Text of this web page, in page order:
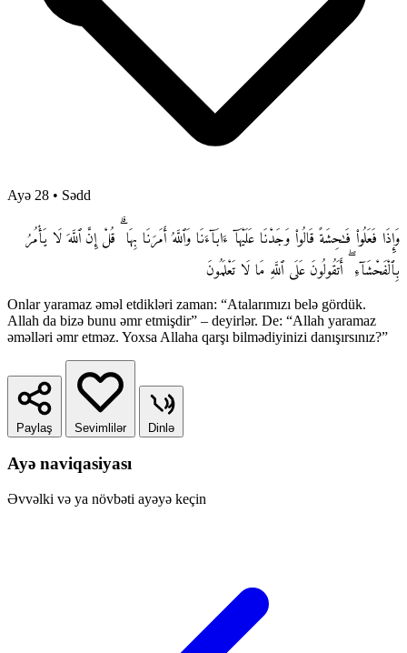
Ayə 28 • Sədd
وَإِذَا فَعَلُوا۟ فَـٰحِشَةً قَالُوا۟ وَجَدْنَا عَلَيْهَآ ءَابَآءَنَا وَٱللَّهُ أَمَرَنَا بِهَا ۗ قُلْ إِنَّ ٱللَّهَ لَا يَأْمُرُ
بِٱلْفَحْشَآءِ ۖ أَتَقُولُونَ عَلَى ٱللَّهِ مَا لَا تَعْلَمُونَ
Onlar yaramaz əməl etdikləri zaman: “Atalarımızı belə gördük.
Allah da bizə bunu əmr etmişdir” – deyirlər. De: “Allah yaramaz
əməlləri əmr etməz. Yoxsa Allaha qarşı bilmədiyinizi danışırsınız?”
Paylaş Sevimlilər Dinlə
Ayə naviqasiyası
Əvvəlki və ya növbəti ayəyə keçin